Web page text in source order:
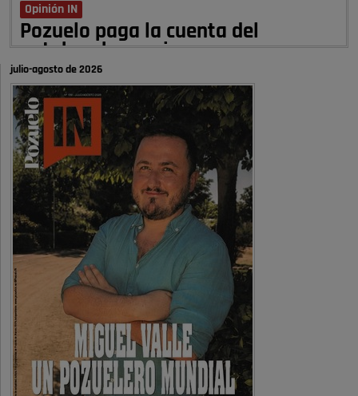
Opinión IN
Pozuelo paga la cuenta del
autobombo: casi …
Señora Alcaldesa Ud no ha vivido nunca en Pozuelo , pero yo si desde
hace más de 60 años , …
Pozuelo de Alarcón
Quejas por el deterioro de la
limpieza …
A ver si es posible que haya vivienda para familias con hijos y no
solamente jóvenes que no es tan …
Pozuelo de Alarcón
Pozuelo desbloquea
definitivamente Huerta Grande: las
obras …
Donde pueden inscribirse las personas empadronados en Pozuelo para
la vivienda asequible .
Pozuelo de Alarcón
julio-agosto de 2026